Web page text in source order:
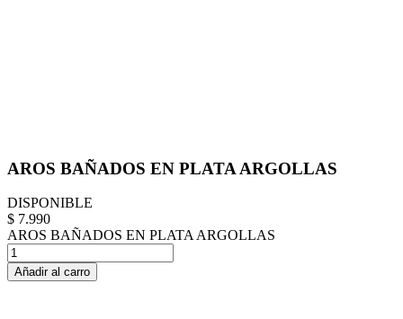
AROS BAÑADOS EN PLATA ARGOLLAS
DISPONIBLE
$ 7.990
AROS BAÑADOS EN PLATA ARGOLLAS
Añadir al carro